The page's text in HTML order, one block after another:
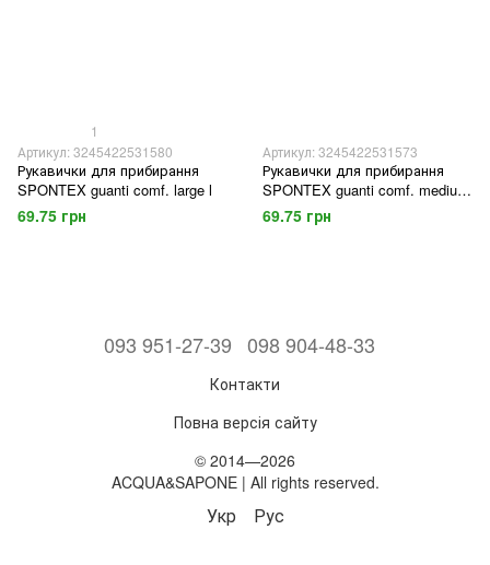
1
Артикул: 3245422531580
Рукавички для прибирання
SPONTEX guanti comf. large l
69.75 грн
Артикул: 3245422531573
Рукавички для прибирання
SPONTEX guanti comf. medium
m
69.75 грн
093 951-27-39 098 904-48-33
Контакти
Повна версія сайту
© 2014—2026
ACQUA&SAPONE | All rights reserved.
Укр Рус